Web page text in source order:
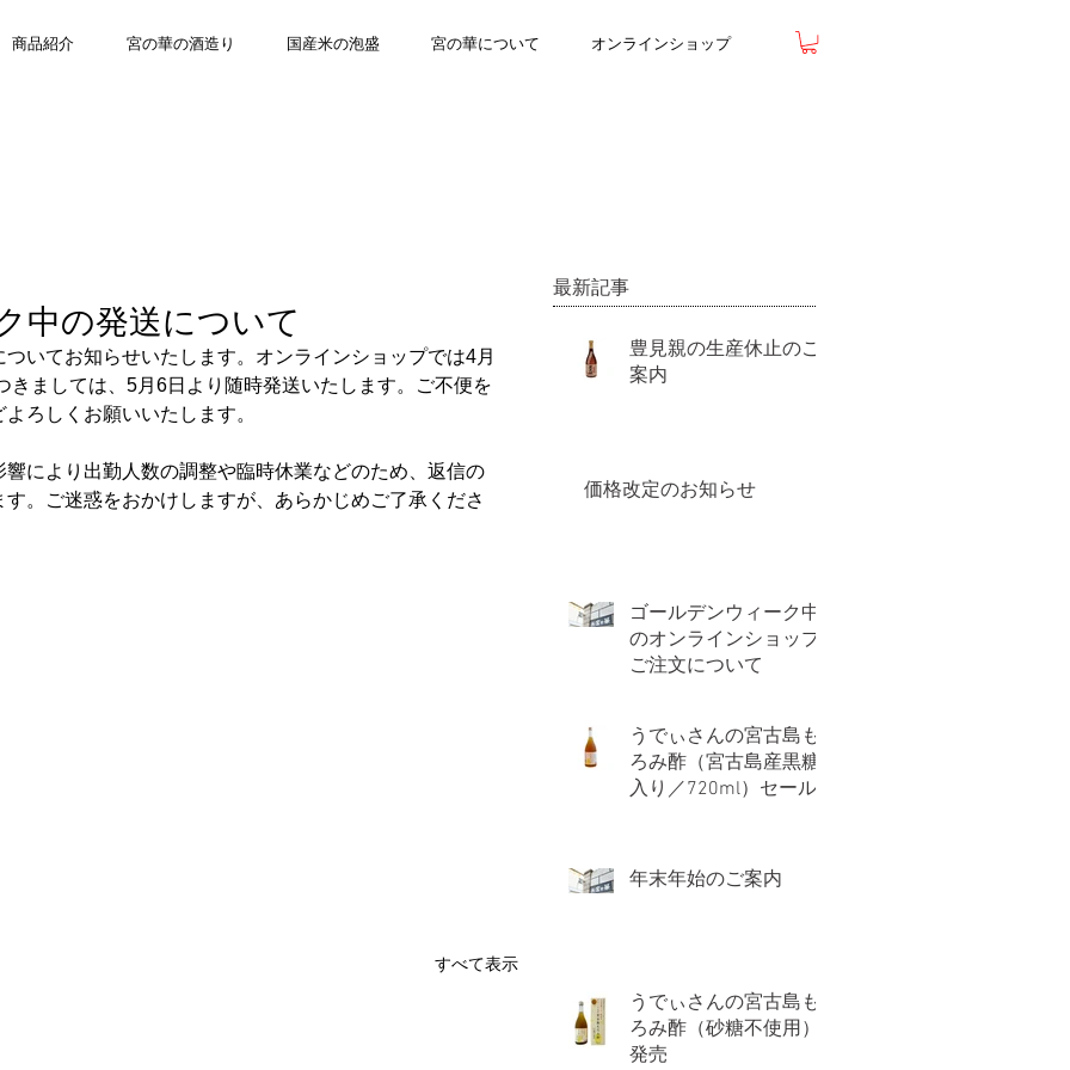
商品紹介 宮の華の酒造り 国産米の泡盛 宮の華について オンラインショップ
中の発送について
いてお知らせいたします。オンラインショップでは4月
きましては、5月6日より随時発送いたします。ご不便を
ろしくお願いいたします。
により出勤人数の調整や臨時休業などのため、返信の
。ご迷惑をおかけしますが、あらかじめご了承くださ
すべて表示
最新記事
豊見親の生産休止のご
案内
価格改定のお知らせ
ゴールデンウィーク中
のオンラインショップ
ご注文について
うでぃさんの宮古島も
ろみ酢（宮古島産黒糖
入り／720ml）セール
年末年始のご案内
うでぃさんの宮古島も
ろみ酢（砂糖不使用）
発売